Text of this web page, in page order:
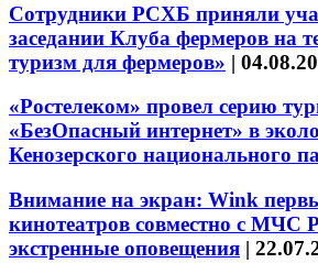
Сотрудники РСХБ приняли
заседании Клуба фермеров на
туризм для фермеров» |
«Ростелеком» провел серию
«БезОпасный интернет» в
Кенозерского национального
Внимание на экран: Wink
кинотеатров совместно с МЧС
экстренные оповещения |